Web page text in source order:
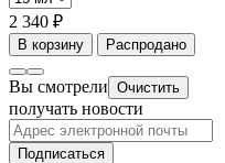
2 340 ₽
В корзину Распродано
Вы смотрели Очистить
получать новости
Подписаться